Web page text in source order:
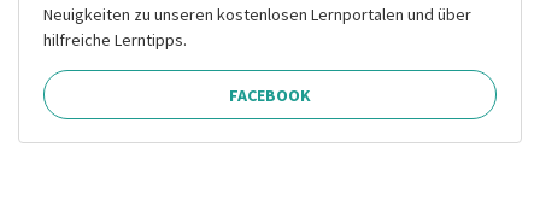
Neuigkeiten zu unseren kostenlosen Lernportalen und über
hilfreiche Lerntipps.
FACEBOOK